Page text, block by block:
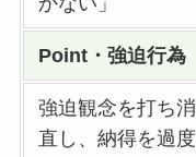
Point・強迫行為
強迫観念を打ち
直し、納得を過